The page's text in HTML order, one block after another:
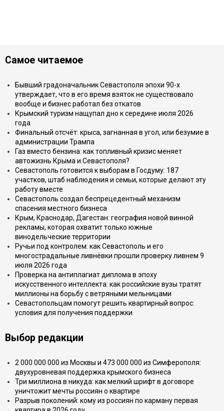
Самое читаемое
Бывший градоначальник Севастополя эпохи 90-х
утверждает, что в его время взяток не существовало
вообще и бизнес работал без откатов
Крымский туризм нащупал дно к середине июля 2026
года
Финальный отсчёт: крыса, загнанная в угол, или безумие в
администрации Трампа
Газ вместо бензина: как топливный кризис меняет
автожизнь Крыма и Севастополя?
Севастополь готовится к выборам в Госдуму: 187
участков, штаб наблюдения и семьи, которые делают эту
работу вместе
Севастополь создал беспрецедентный механизм
спасения местного бизнеса
Крым, Краснодар, Дагестан: география новой винной
рекламы, которая охватит только южные
винодельческие территории
Ручьи под контролем: как Севастополь и его
многострадальные ливнёвки прошли проверку ливнем 9
июля 2026 года
Проверка на антиплагиат диплома в эпоху
искусственного интеллекта: как российские вузы тратят
миллионы на борьбу с ветряными мельницами
Севастопольцам помогут решить квартирный вопрос:
условия для получения поддержки
Выбор редакции
2 000 000 000 из Москвы и 473 000 000 из Симферополя:
двухуровневая поддержка крымского бизнеса
Три миллиона в никуда: как мелкий шрифт в договоре
уничтожит мечты россиян о квартире
Разрыв поколений: кому из россиян по карману первая